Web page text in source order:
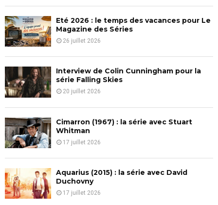
C
H
Eté 2026 : le temps des vacances pour Le
Magazine des Séries
26 juillet 2026
Interview de Colin Cunningham pour la
série Falling Skies
20 juillet 2026
Cimarron (1967) : la série avec Stuart
Whitman
17 juillet 2026
Aquarius (2015) : la série avec David
Duchovny
17 juillet 2026